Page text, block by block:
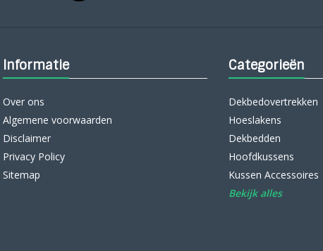
Informatie
Over ons
Algemene voorwaarden
Disclaimer
Privacy Policy
Sitemap
Categorieën
Dekbedovertrekken
Hoeslakens
Dekbedden
Hoofdkussens
Kussen Accessoires
Bekijk alles